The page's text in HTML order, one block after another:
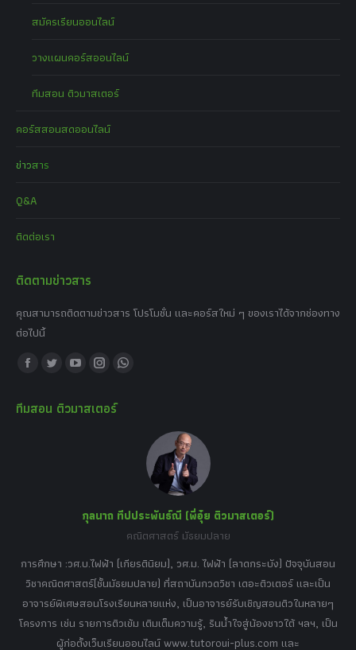
สมัครเรียนออนไลน์
วางแผนคอร์สออนไลน์
ทีมสอน ติวมาสเตอร์
คอร์สสอนสดออนไลน์
ข่าวสาร
Q&A
ติดต่อเรา
ติดตามข่าวสาร
คุณสามารถติดตามข่าวสาร โปรโมชั่น และคอร์สใหม่ ๆ ของเราได้จากช่องทาง
ต่อไปนี้
Find us on:
Facebook
opens
Twitter
opens
YouTube
opens
Instagram
opens
Whatsapp
window
ทีมสอน ติวมาสเตอร์
กุลนาถ ทีปประพันธ์ณี (พี่อุ๋ย ติวมาสเตอร์)
คณิตศาสตร์ มัธยมปลาย
การศึกษา :วศ.บ.ไฟฟ้า (เกียรตินิยม), วศ.ม. ไฟฟ้า (ลาดกระบัง) ปัจจุบันสอน
วิชาคณิตศาสตร์(ชั้นมัธยมปลาย) ที่สถาบันกวดวิชา เดอะติวเตอร์ และเป็น
อาจารย์พิเศษสอนโรงเรียนหลายแห่ง, เป็นอาจารย์รับเชิญสอนติวในหลายๆ
โครงการ เช่น รายการติวเข้ม เติมเต็มความรู้, รินน้ำใจสู่น้องชาวใต้ ฯลฯ, เป็น
ผู้ก่อตั้งเว็บเรียนออนไลน์ www.tutoroui-plus.com และ